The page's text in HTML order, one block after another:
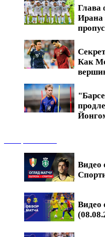
Глава
Ирана
Как
Видео
Видео